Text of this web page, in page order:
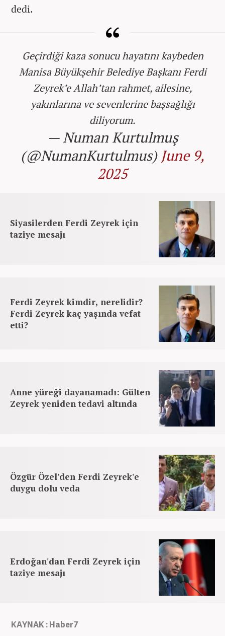
dedi.
Geçirdiği kaza sonucu hayatını kaybeden
Manisa Büyükşehir Belediye Başkanı Ferdi
Zeyrek’e Allah’tan rahmet, ailesine,
yakınlarına ve sevenlerine başsağlığı
diliyorum.
— Numan Kurtulmuş
(@NumanKurtulmus) June 9,
2025
Siyasilerden Ferdi Zeyrek için
taziye mesajı
Ferdi Zeyrek kimdir, nerelidir?
Ferdi Zeyrek kaç yaşında vefat
etti?
Anne yüreği dayanamadı: Gülten
Zeyrek yeniden tedavi altında
Özgür Özel'den Ferdi Zeyrek'e
duygu dolu veda
Erdoğan'dan Ferdi Zeyrek için
taziye mesajı
KAYNAK : Haber7